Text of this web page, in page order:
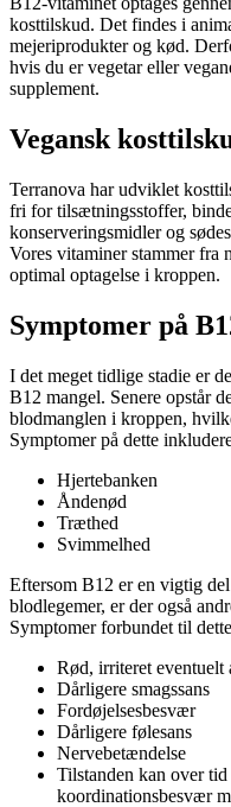
kosttilskud. Det findes i
mejeriprodukter og kød.
hvis du er vegetar eller
supplement.
Vegansk
Terranova har udviklet
fri for tilsætningsstoffer,
konserveringsmidler og
Vores vitaminer stammer fra
optimal optagelse i kroppen.
Symptomer på
I det meget tidlige stadie er
B12 mangel. Senere opstår
blodmanglen i kroppen,
Symptomer på dette
Hjertebanken
Åndenød
Træthed
Svimmelhed
Eftersom B12 er en vigtig
blodlegemer, er der også
Symptomer forbundet til
Rød, irriteret eventuelt
Dårligere smagssans
Fordøjelsesbesvær
Dårligere følesans
Nervebetændelse
Tilstanden kan over
koordinationsbesvær